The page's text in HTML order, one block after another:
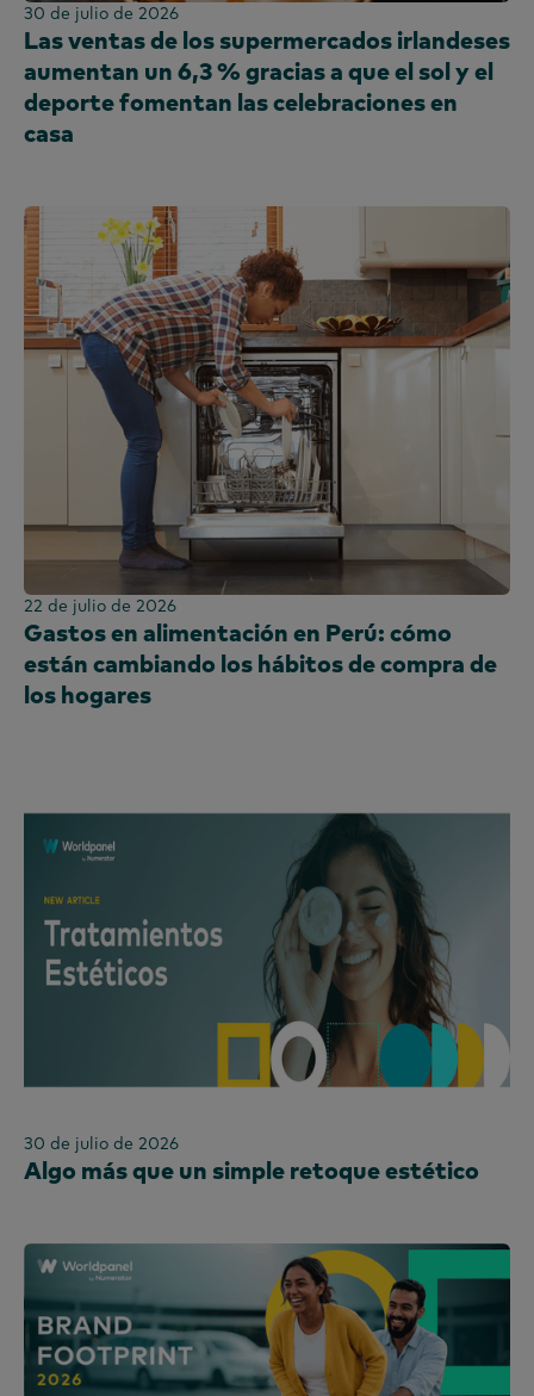
30 de julio de 2026
Las ventas de los supermercados irlandeses
aumentan un 6,3 % gracias a que el sol y el
deporte fomentan las celebraciones en
casa
22 de julio de 2026
Gastos en alimentación en Perú: cómo
están cambiando los hábitos de compra de
los hogares
30 de julio de 2026
Algo más que un simple retoque estético